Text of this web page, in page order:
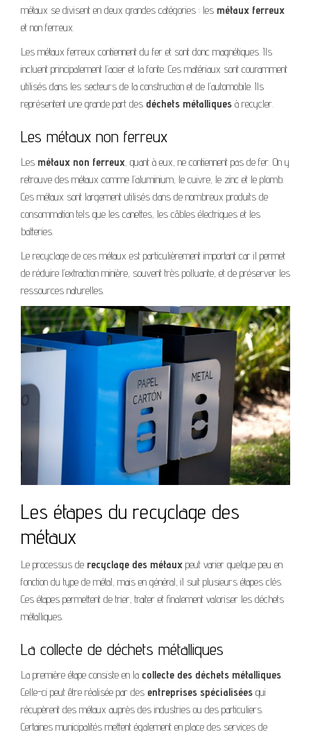
métaux se divisent en deux grandes catégories : les métaux ferreux
et non ferreux.
Les métaux ferreux contiennent du fer et sont donc magnétiques. Ils
incluent principalement l’acier et la fonte. Ces matériaux sont couramment
utilisés dans les secteurs de la construction et de l’automobile. Ils
représentent une grande part des déchets métalliques à recycler.
Les métaux non ferreux
Les métaux non ferreux , quant à eux, ne contiennent pas de fer. On y
retrouve des métaux comme l’aluminium, le cuivre, le zinc et le plomb.
Ces métaux sont largement utilisés dans de nombreux produits de
consommation tels que les canettes, les câbles électriques et les
batteries.
Le recyclage de ces métaux est particulièrement important car il permet
de réduire l’extraction minière, souvent très polluante, et de préserver les
ressources naturelles.
Les étapes du recyclage des
métaux
Le processus de recyclage des métaux peut varier quelque peu en
fonction du type de métal, mais en général, il suit plusieurs étapes clés.
Ces étapes permettent de trier, traiter et finalement valoriser les déchets
métalliques.
La collecte de déchets métalliques
La première étape consiste en la collecte des déchets métalliques.
Celle-ci peut être réalisée par des entreprises spécialisées qui
récupèrent des métaux auprès des industries ou des particuliers.
Certaines municipalités mettent également en place des services de